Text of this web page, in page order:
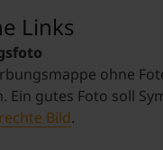
Links
ohne
Ein gutes Foto soll
Bild.